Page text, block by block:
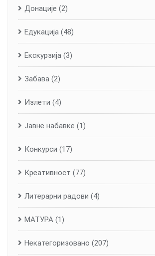
Донације (2)
Едукација (48)
Екскурзија (3)
Забава (2)
Излети (4)
Јавне набавке (1)
Конкурси (17)
Креативност (77)
Литерарни радови (4)
МАТУРА (1)
Некатегоризовано (207)